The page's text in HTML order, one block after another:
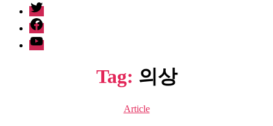
twitter
facebook
Youtube
Tag: 의상
Categories
Article